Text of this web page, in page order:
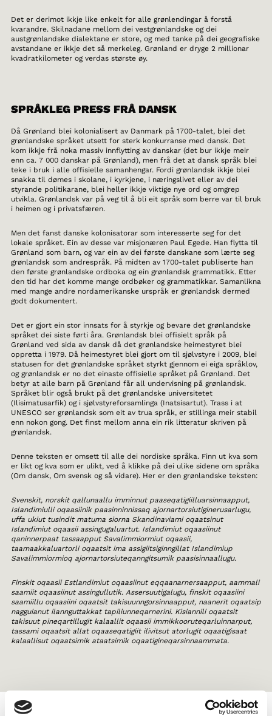
Det er derimot ikkje like enkelt for alle grønlendingar å forstå
kvarandre. Skilnadane mellom dei vestgrønlandske og dei
austgrønlandske dialektane er store, og med tanke på dei geografiske
avstandane er ikkje det så merkeleg. Grønland er dryge 2 millionar
kvadratkilometer og verdas største øy.
SPRÅKLEG PRESS FRÅ DANSK
Då Grønland blei kolonialisert av Danmark på 1700-talet, blei det
grønlandske språket utsett for sterk konkurranse med dansk. Det
kom ikkje frå noka massiv innflytting av danskar (det bur ikkje meir
enn ca. 7 000 danskar på Grønland), men frå det at dansk språk blei
teke i bruk i alle offisielle samanhengar. Fordi grønlandsk ikkje blei
snakka til dømes i skolane, i kyrkjene, i næringslivet eller av dei
styrande politikarane, blei heller ikkje viktige nye ord og omgrep
utvikla. Grønlandsk var på veg til å bli eit språk som berre var til bruk
i heimen og i privatsfæren.
Men det fanst danske kolonisatorar som interesserte seg for det
lokale språket. Ein av desse var misjonæren Paul Egede. Han flytta til
Grønland som barn, og var ein av dei første danskane som lærte seg
grønlandsk som andrespråk. På midten av 1700-talet publiserte han
den første grønlandske ordboka og ein grønlandsk grammatikk. Etter
den tid har det komme mange ordbøker og grammatikkar. Samanlikna
med mange andre nordamerikanske urspråk er grønlandsk dermed
godt dokumentert.
Det er gjort ein stor innsats for å styrkje og bevare det grønlandske
språket dei siste førti åra. Grønlandsk blei offisielt språk på
Grønland ved sida av dansk då det grønlandske heimestyret blei
oppretta i 1979. Då heimestyret blei gjort om til sjølvstyre i 2009, blei
statusen for det grønlandske språket styrkt gjennom ei eiga språklov,
og grønlandsk er no det einaste offisielle språket på Grønland. Det
betyr at alle barn på Grønland får all undervisning på grønlandsk.
Språket blir også brukt på det grønlandske universitetet
(Ilisimatusarfik) og i sjølvstyreforsamlinga (Inatsisartut). Trass i at
UNESCO ser grønlandsk som eit av trua språk, er stillinga meir stabil
enn nokon gong. Det finst mellom anna ein rik litteratur skriven på
grønlandsk.
Denne teksten er omsett til alle dei nordiske språka. Finn ut kva som
er likt og kva som er ulikt, ved å klikke på dei ulike sidene om språka
(Om dansk, Om svensk og så vidare). Her er den grønlandske teksten:
Svenskit, norskit qallunaallu imminnut paaseqatigiilluarsinnaapput,
Islandimiulli oqaasiinik paasinninnissaq ajornartorsiutiginerusarlugu,
uffa ukiut tusindit matuma siorna Skandinaviami oqaatsinut
Islandimiut oqaasii assingugaluartut. Islandimiut oqaasiinut
qaninnerpaat tassaapput Savalimmiormiut oqaasii,
taamaakkaluartorli oqaatsit ima assigiitsiginngillat Islandimiup
Savalimmiormioq ajornartorsiuteqanngitsumik paasisinnaallugu.
Finskit oqaasii Estlandimiut oqaasiinut eqqaanarnersaapput, aammali
saamiit oqaasiinut assingullutik. Assersuutigalugu, finskit oqaasiini
saamiillu oqaasiini oqaatsit takisuunngorsinnaapput, naanerit oqaatsip
nagguianut ilannguttakkat tapiliunneqarnerini. Kisiannili oqaatsit
takisuut pineqartillugit kalaallit oqaasii immikkooruteqarluinnarput,
tassami oqaatsit allat oqaaseqatigiit ilivitsut atorlugit oqaatigisaat
kalaallisut oqaatsimik ataatsimik oqaatigineqarsinnaammata.